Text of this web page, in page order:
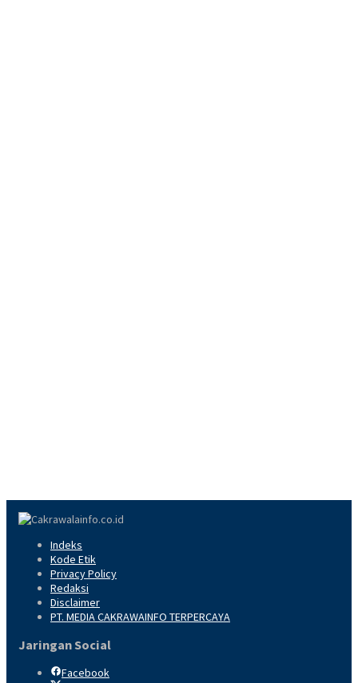
Indeks
Kode Etik
Privacy Policy
Redaksi
Disclaimer
PT. MEDIA CAKRAWAINFO TERPERCAYA
Jaringan Social
Facebook